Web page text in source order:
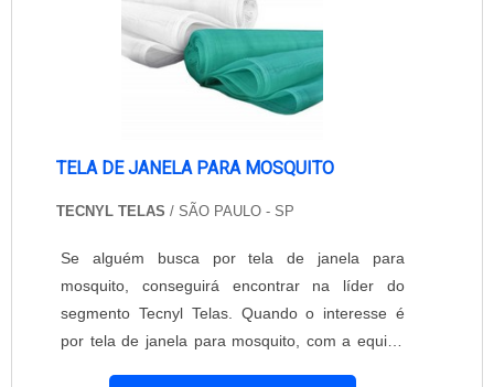
TELA DE JANELA PARA MOSQUITO
TECNYL TELAS / SÃO PAULO - SP
Se alguém busca por tela de janela para
mosquito, conseguirá encontrar na líder do
segmento Tecnyl Telas. Quando o interesse é
por tela de janela para mosquito, com a equipe